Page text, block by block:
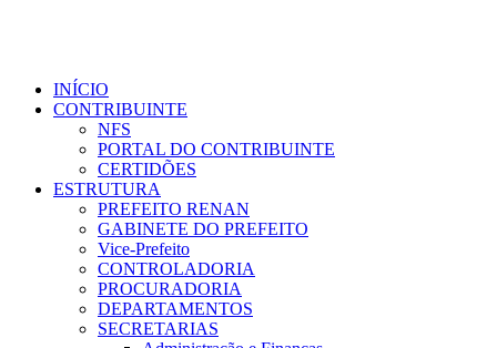
INÍCIO
CONTRIBUINTE
NFS
PORTAL DO CONTRIBUINTE
CERTIDÕES
ESTRUTURA
PREFEITO RENAN
GABINETE DO PREFEITO
Vice-Prefeito
CONTROLADORIA
PROCURADORIA
DEPARTAMENTOS
SECRETARIAS